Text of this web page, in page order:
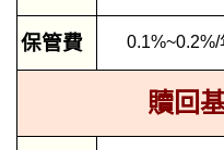
保管費 0.1%~0.2%/
贖回